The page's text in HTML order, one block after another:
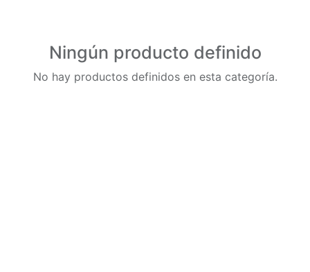
Ningún producto definido
No hay productos definidos en esta categoría.